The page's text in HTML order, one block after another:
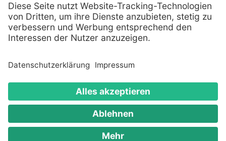
Alle genannten Produkte und Logos sind eingetragene
Warenzeichen der jeweiligen Hersteller.
Copyright © 2008 - 2026 Toys for Fun GmbH - Alle
Rechte vorbehalten